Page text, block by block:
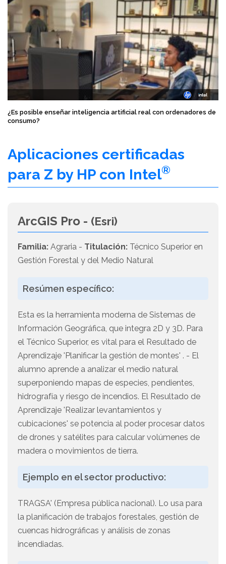
¿Es posible enseñar inteligencia artificial real con ordenadores de
consumo?
Aplicaciones certificadas
para Z by HP con Intel®
ArcGIS Pro - (Esri)
Familia: Agraria - Titulación: Técnico Superior en
Gestión Forestal y del Medio Natural
Resúmen específico:
Esta es la herramienta moderna de Sistemas de
Información Geográfica, que integra 2D y 3D. Para
el Técnico Superior, es vital para el Resultado de
Aprendizaje 'Planificar la gestión de montes' . - El
alumno aprende a analizar el medio natural
superponiendo mapas de especies, pendientes,
hidrografía y riesgo de incendios. El Resultado de
Aprendizaje 'Realizar levantamientos y
cubicaciones' se potencia al poder procesar datos
de drones y satélites para calcular volúmenes de
madera o movimientos de tierra.
Ejemplo en el sector productivo:
TRAGSA' (Empresa pública nacional). Lo usa para
la planificación de trabajos forestales, gestión de
cuencas hidrográficas y análisis de zonas
incendiadas.